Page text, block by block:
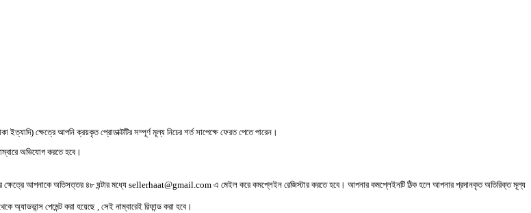
ইত্যাদি) ক্ষেত্রে আপনি ক্রয়কৃত প্রোডাক্টটির সম্পূর্ণ মূল্য নিচের শর্ত সাপেক্ষে ফেরত পেতে পারেন।
অভিযোগ করতে হবে।
ক্ষেত্রে আপনাকে অতিসত্তর ৪৮ ঘন্টার মধ্যে sellerhaat@gmail.com এ মেইল করে কমপ্লেইন রেজিস্টার করতে হবে। আপনার কমপ্লেইনটি ঠিক হলে আপনার প্রদানকৃত অতিরিক্ত মূল্য
অ্যাডভান্স পেমেন্ট করা হয়েছে , সেই নাম্বারেই রিফান্ড করা হবে।